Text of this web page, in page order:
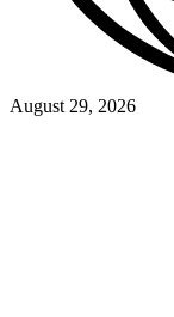
August 29, 2026